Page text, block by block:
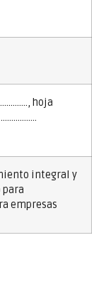
hoja
integral y
empresas